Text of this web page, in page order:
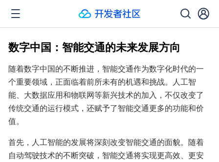
数字中国：智能交通的未来发展方向
随着数字中国的不断推进，智能交通作为数字化时代的一
个重要领域，正面临着前所未有的机遇和挑战。人工智
能、大数据应用和物联网等新兴技术的加入，不仅改变了
传统交通的运行模式，还赋予了智能交通更多的功能和价
值。
首先，人工智能的发展将深刻改变智能交通的面貌。随着
自动驾驶技术的不断突破，智能交通将实现更高效、更安